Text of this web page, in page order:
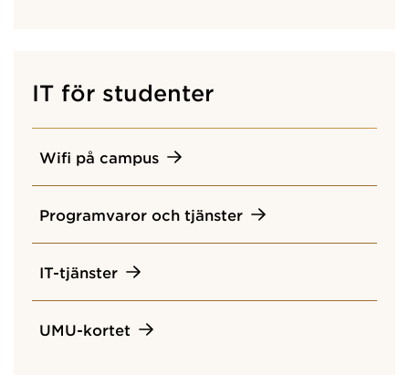
IT för studenter
Wifi på campus
Programvaror och tjänster
IT-tjänster
UMU-kortet